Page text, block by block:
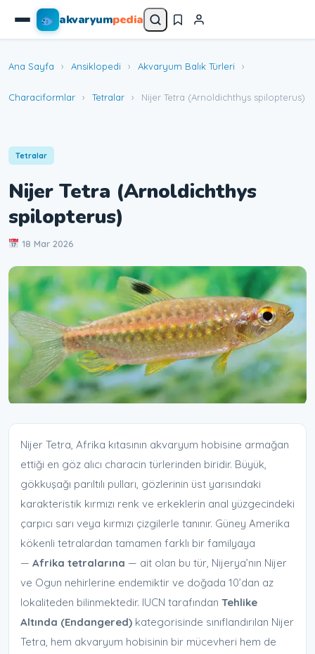
akvaryumpedia
Ana Sayfa › Ansiklopedi › Akvaryum Balık Türleri ›
Characiformlar › Tetralar › Nijer Tetra (Arnoldichthys spilopterus)
Tetralar
Nijer Tetra (Arnoldichthys
spilopterus)
18 Mar 2026
Nijer Tetra, Afrika kıtasının akvaryum hobisine armağan
ettiği en göz alıcı characin türlerinden biridir. Büyük,
gökkuşağı parıltılı pulları, gözlerinin üst yarısındaki
karakteristik kırmızı renk ve erkeklerin anal yüzgecindeki
çarpıcı sarı veya kırmızı çizgilerle tanınır. Güney Amerika
kökenli tetralardan tamamen farklı bir familyaya
— Afrika tetralarına — ait olan bu tür, Nijerya’nın Nijer
ve Ogun nehirlerine endemiktir ve doğada 10’dan az
lokaliteden bilinmektedir. IUCN tarafından Tehlike
Altında (Endangered) kategorisinde sınıflandırılan Nijer
Tetra, hem akvaryum hobisinin bir mücevheri hem de